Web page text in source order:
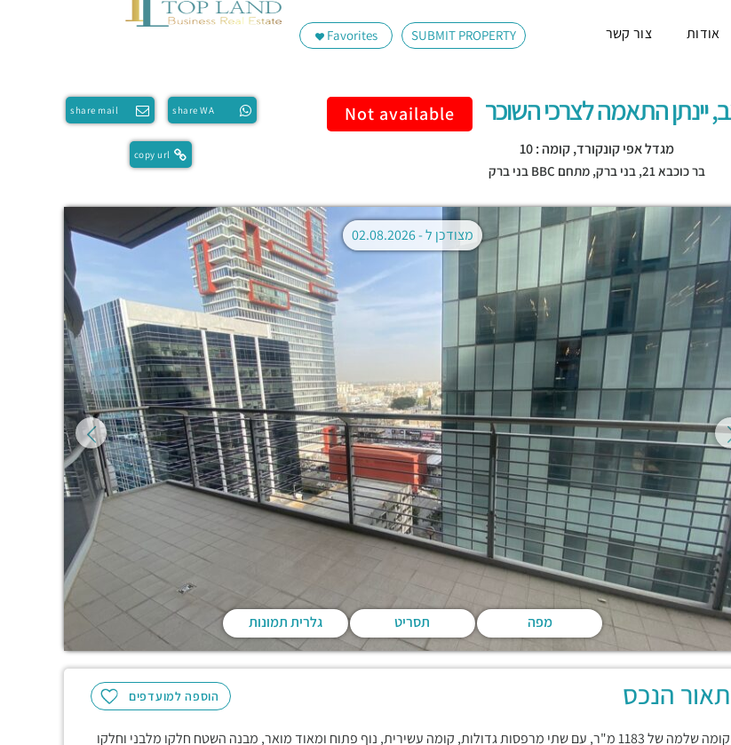
SUBMIT PROPERTY
Favorites אודות צור קשר
share WA
share mail
copy url
Not available
מגדל אפי קונקורד, קומה : 10
בר כוכבא 21, בני ברק, מתחם BBC בני ברק
מפה תסריט גלרית תמונות
מצודכן ל -
הוספה למועדפים תאור הנכס
קומה שלמה של 1183 מ"ר, עם שתי מרפסות גדולות, קומה עשירית, נוף פתוח ומאוד מואר, מבנה השטח חלקו מלבני וחלקו